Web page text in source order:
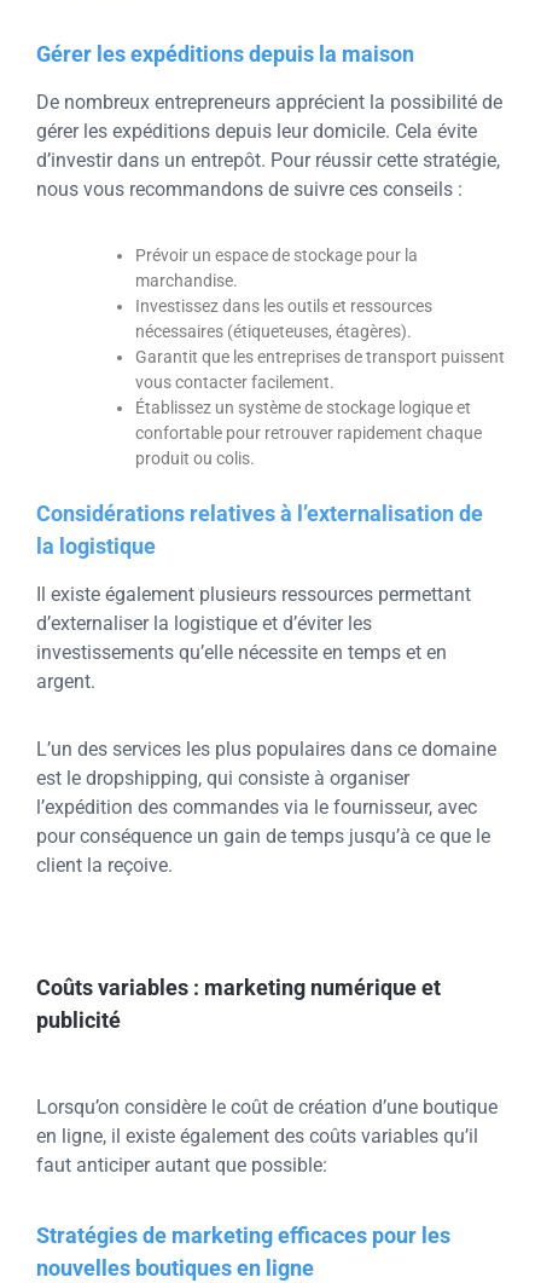
Gérer les expéditions depuis la maison
De nombreux entrepreneurs apprécient la possibilité de
gérer les expéditions depuis leur domicile. Cela évite
d’investir dans un entrepôt. Pour réussir cette stratégie,
nous vous recommandons de suivre ces conseils :
Prévoir un espace de stockage pour la
marchandise.
Investissez dans les outils et ressources
nécessaires (étiqueteuses, étagères).
Garantit que les entreprises de transport puissent
vous contacter facilement.
Établissez un système de stockage logique et
confortable pour retrouver rapidement chaque
produit ou colis.
Considérations relatives à l’externalisation de
la logistique
Il existe également plusieurs ressources permettant
d’externaliser la logistique et d’éviter les
investissements qu’elle nécessite en temps et en
argent.
L’un des services les plus populaires dans ce domaine
est le dropshipping, qui consiste à organiser
l’expédition des commandes via le fournisseur, avec
pour conséquence un gain de temps jusqu’à ce que le
client la reçoive.
Coûts variables : marketing numérique et
publicité
Lorsqu’on considère le coût de création d’une boutique
en ligne, il existe également des coûts variables qu’il
faut anticiper autant que possible:
Stratégies de marketing efficaces pour les
nouvelles boutiques en ligne